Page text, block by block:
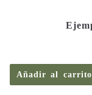
Añadir al carrito